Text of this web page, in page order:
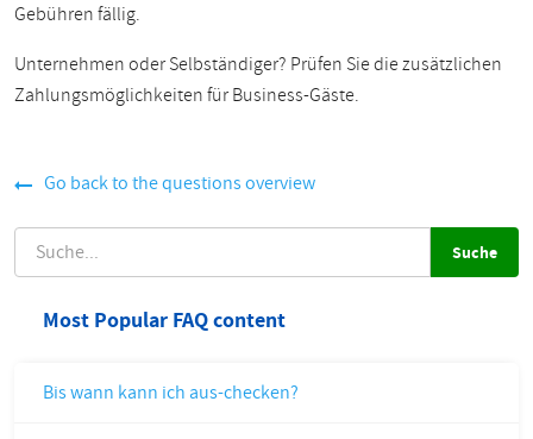
Gebühren fällig.
Unternehmen oder Selbständiger? Prüfen Sie die zusätzlichen
Zahlungsmöglichkeiten für Business-Gäste.
Go back to the questions overview
Most Popular FAQ content
Bis wann kann ich aus-checken?